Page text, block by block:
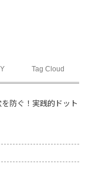
Tag Cloud
を防ぐ！実践的ドット